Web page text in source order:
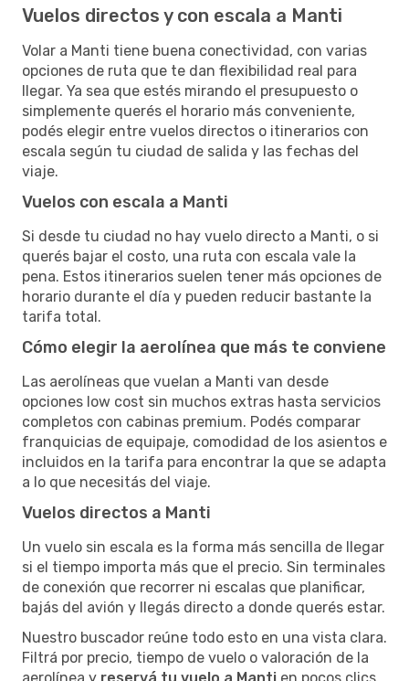
Vuelos directos y con escala a Manti
Volar a Manti tiene buena conectividad, con varias
opciones de ruta que te dan flexibilidad real para
llegar. Ya sea que estés mirando el presupuesto o
simplemente querés el horario más conveniente,
podés elegir entre vuelos directos o itinerarios con
escala según tu ciudad de salida y las fechas del
viaje.
Vuelos con escala a Manti
Si desde tu ciudad no hay vuelo directo a Manti, o si
querés bajar el costo, una ruta con escala vale la
pena. Estos itinerarios suelen tener más opciones de
horario durante el día y pueden reducir bastante la
tarifa total.
Cómo elegir la aerolínea que más te conviene
Las aerolíneas que vuelan a Manti van desde
opciones low cost sin muchos extras hasta servicios
completos con cabinas premium. Podés comparar
franquicias de equipaje, comodidad de los asientos e
incluidos en la tarifa para encontrar la que se adapta
a lo que necesitás del viaje.
Vuelos directos a Manti
Un vuelo sin escala es la forma más sencilla de llegar
si el tiempo importa más que el precio. Sin terminales
de conexión que recorrer ni escalas que planificar,
bajás del avión y llegás directo a donde querés estar.
Nuestro buscador reúne todo esto en una vista clara.
Filtrá por precio, tiempo de vuelo o valoración de la